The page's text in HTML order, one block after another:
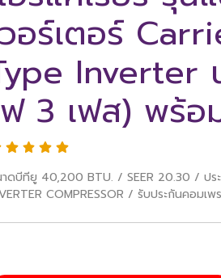
วอร์เตอร์
Inverter
3 เฟส) พร้
ดบีทียู 40,200 BTU. / SEER 20.30 / ปร
COMPRESSOR / รับประกันคอมเ